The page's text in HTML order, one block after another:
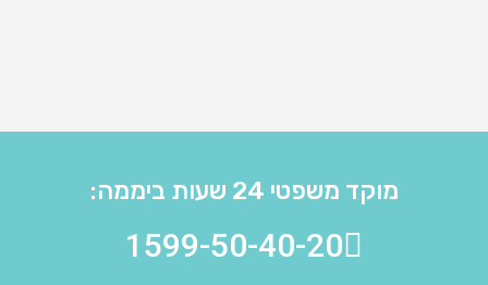
מוקד משפטי 24 שעות ביממה:
1599-50-40-20